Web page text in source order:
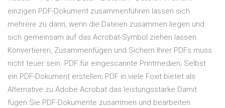
einzigen PDF-Dokument zusammenführen lassen sich
mehrere zu dann, wenn die Dateien zusammen liegen und
sich gemeinsam auf das Acrobat-Symbol ziehen lassen.
Konvertieren, Zusammenfügen und Sichern Ihrer PDFs muss
nicht teuer sein. PDF für eingescannte Printmedien; Selbst
ein PDF-Dokument erstellen; PDF in viele Foxit bietet als
Alternative zu Adobe Acrobat das leistungsstarke Damit
fügen Sie PDF-Dokumente zusammen und bearbeiten